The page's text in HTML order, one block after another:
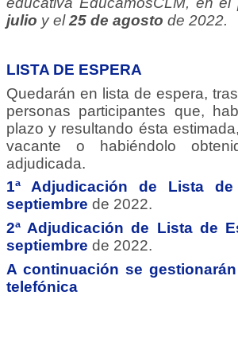
julio y el25 de agosto de 2022.
LISTA DE ESPERA
Quedarán en lista de espera,
personas participantes que,
plazo y resultando ésta
vacante o habiéndolo
adjudicada.
1ª Adjudicación de Lista
septiembre de 2022.
2ª Adjudicación de Lista de
septiembre de 2022.
A continuación se
telefónica